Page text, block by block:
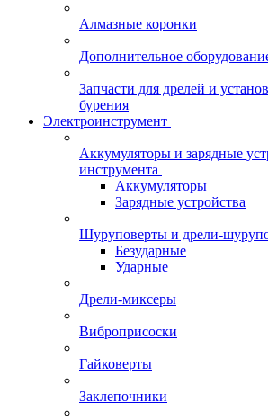
Алмазные коронки
Дополнительное
Запчасти для дрелей и
бурения
Электроинструмент
Аккумуляторы и зарядные
инструмента
Аккумуляторы
Зарядные устройства
Шуруповерты и дрели-
Безударные
Ударные
Дрели-миксеры
Виброприсоски
Гайковерты
Заклепочники